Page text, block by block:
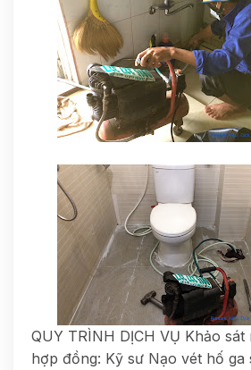
QUY TRÌNH DỊCH VỤ Khảo sát
hợp đồng: Kỹ sư Nạo vét hố ga